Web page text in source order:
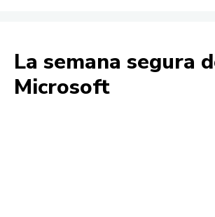
La semana segura
Microsoft